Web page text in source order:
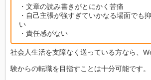
・文章の読み書きがとにかく苦痛
・自己主張が強すぎていかなる場面でも
い
・責任感がない
社会人生活を支障なく送っている方なら、
験からの転職を目指すことは十分可能です。